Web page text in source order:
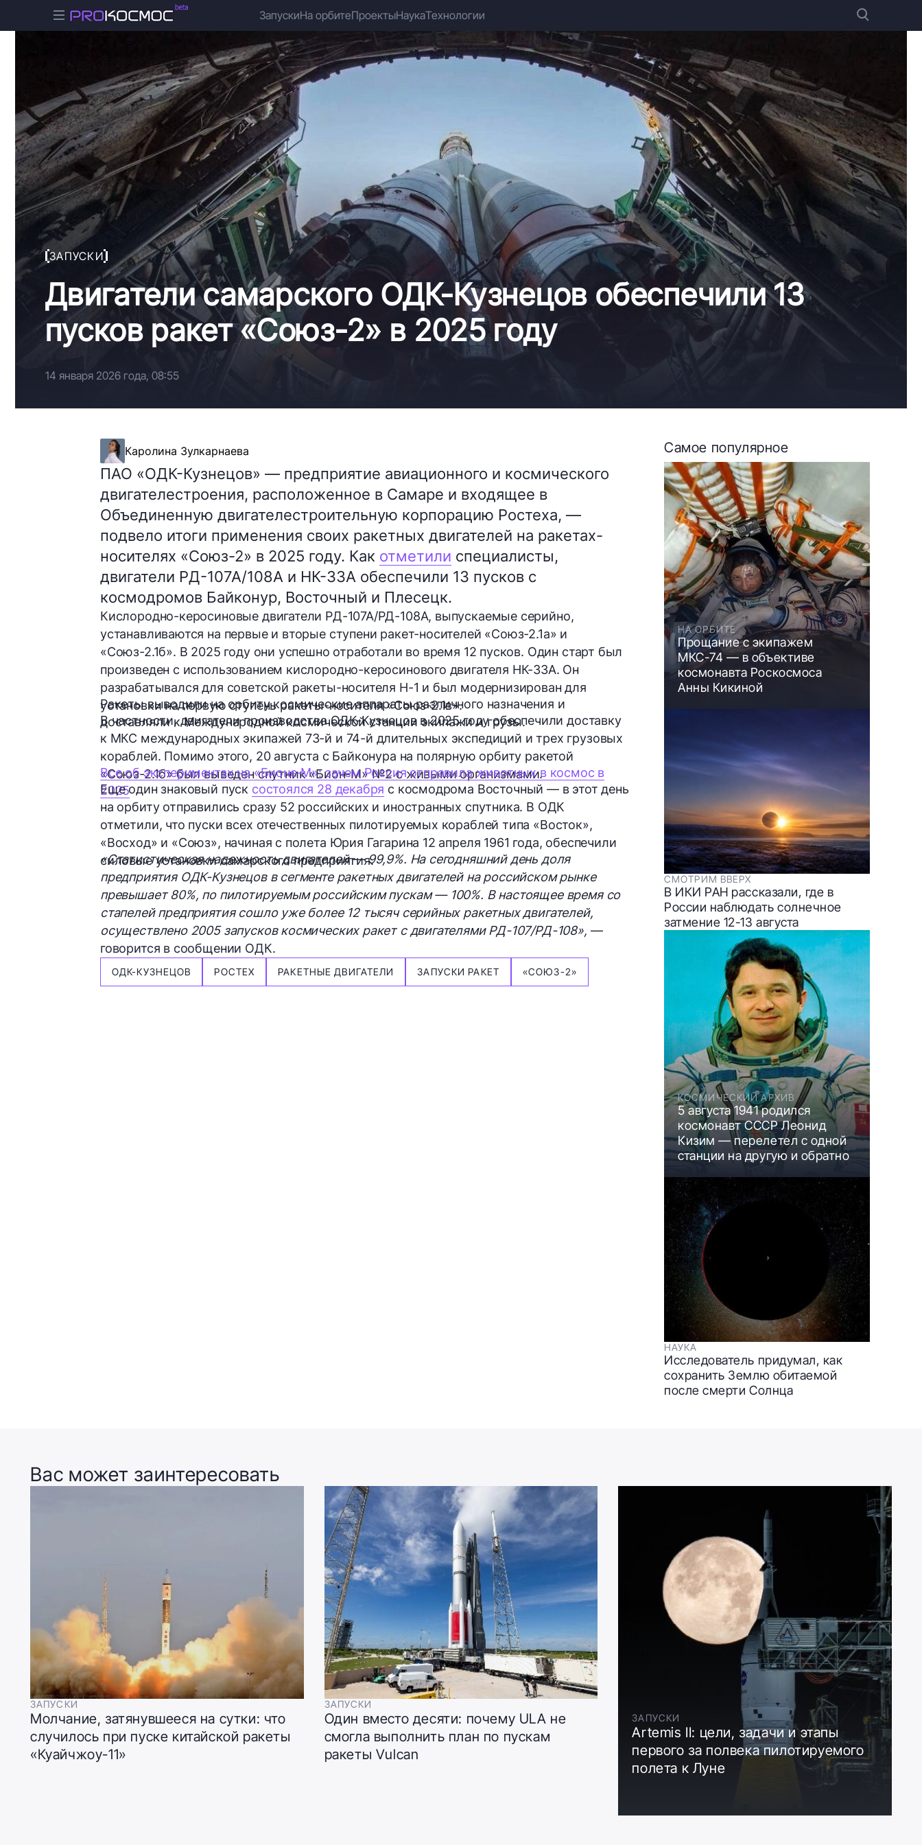
ЗапускиНа орбитеПроектыНаукаТехнологии
ЗАПУСКИ
Двигатели самарского ОДК-Кузнецов обеспечили 13
пусков ракет «Союз-2» в 2025 году
14 января 2026 года, 08:55
Каролина Зулкарнаева
ПАО «ОДК-Кузнецов» — предприятие авиационного и космического
двигателестроения, расположенное в Самаре и входящее в
Объединенную двигателестроительную корпорацию Ростеха, —
подвело итоги применения своих ракетных двигателей на ракетах-
носителях «Союз-2» в 2025 году. Как отметили специалисты,
двигатели РД-107А/108А и НК-33А обеспечили 13 пусков с
космодромов Байконур, Восточный и Плесецк.
Кислородно-керосиновые двигатели РД-107А/РД-108А, выпускаемые серийно,
устанавливаются на первые и вторые ступени ракет-носителей «Союз-2.1а» и
«Союз-2.1б». В 2025 году они успешно отработали во время 12 пусков. Один старт был
произведен с использованием кислородно-керосинового двигателя НК-33А. Он
разрабатывался для советской ракеты-носителя Н-1 и был модернизирован для
установки на первую ступень ракеты-носителя «Союз-2.1в».
Ракеты выводили на орбиту космические аппараты различного назначения и
доставляли к Международной космической станции экипажи и грузы.
В частности, двигатели производства ОДК-Кузнецов в 2025 году обеспечили доставку
к МКС международных экипажей 73-й и 74-й длительных экспедиций и трех грузовых
кораблей. Помимо этого, 20 августа с Байконура на полярную орбиту ракетой
«Союз-2.1б» был выведен спутник «Бион-М» №2 с живыми организмами.
Все об экспериментах на «Бионе‑М»: зачем Россия отправила животных в космос в
2025
Еще один знаковый пуск состоялся 28 декабря с космодрома Восточный — в этот день
на орбиту отправились сразу 52 российских и иностранных спутника. В ОДК
отметили, что пуски всех отечественных пилотируемых кораблей типа «Восток»,
«Восход» и «Союз», начиная с полета Юрия Гагарина 12 апреля 1961 года, обеспечили
силовые установки самарского предприятия.
«Статистическая надежность двигателей — 99,9%. На сегодняшний день доля
предприятия ОДК-Кузнецов в сегменте ракетных двигателей на российском рынке
превышает 80%, по пилотируемым российским пускам — 100%. В настоящее время со
стапелей предприятия сошло уже более 12 тысяч серийных ракетных двигателей,
осуществлено 2005 запусков космических ракет с двигателями РД-107/РД-108», —
говорится в сообщении ОДК.
ОДК-КУЗНЕЦОВ РОСТЕХ РАКЕТНЫЕ ДВИГАТЕЛИ ЗАПУСКИ РАКЕТ «СОЮЗ-2»
Самое популярное
НА ОРБИТЕ
Прощание с экипажем
МКС-74 — в объективе
космонавта Роскосмоса
Анны Кикиной
СМОТРИМ ВВЕРХ
В ИКИ РАН рассказали, где в
России наблюдать солнечное
затмение 12-13 августа
КОСМИЧЕСКИЙ АРХИВ
5 августа 1941 родился
космонавт СССР Леонид
Кизим — перелетел с одной
станции на другую и обратно
НАУКА
Исследователь придумал, как
сохранить Землю обитаемой
после смерти Солнца
Вас может заинтересовать
ЗАПУСКИ
Молчание, затянувшееся на сутки: что
случилось при пуске китайской ракеты
«Куайчжоу-11»
ЗАПУСКИ
Один вместо десяти: почему ULA не
смогла выполнить план по пускам
ракеты Vulcan
ЗАПУСКИ
Artemis II: цели, задачи и этапы
первого за полвека пилотируемого
полета к Луне